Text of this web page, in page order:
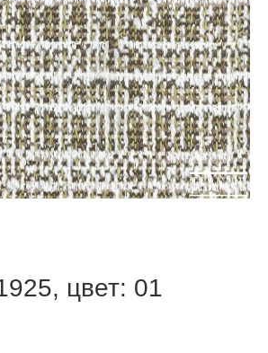
цвет: 01